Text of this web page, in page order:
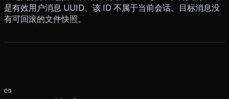
是有效用户消息 UUID、该 ID 不属于当前会话、目标消息没
有可回滚的文件快照。